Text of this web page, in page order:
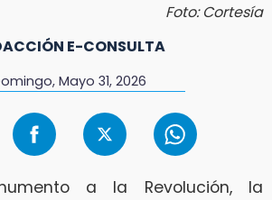
Foto: Cortesía
E-CONSULTA
Mayo 31, 2026
a la Revolución, la